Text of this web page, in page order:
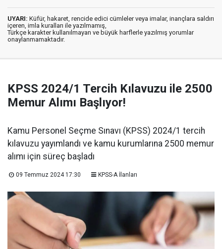
UYARI: Küfür, hakaret, rencide edici cümleler veya imalar, inançlara saldırı
içeren, imla kuralları ile yazılmamış,
Türkçe karakter kullanılmayan ve büyük harflerle yazılmış yorumlar
onaylanmamaktadır.
KPSS 2024/1 Tercih Kılavuzu ile 2500
Memur Alımı Başlıyor!
Kamu Personel Seçme Sınavı (KPSS) 2024/1 tercih
kılavuzu yayımlandı ve kamu kurumlarına 2500 memur
alımı için süreç başladı
09 Temmuz 2024 17:30 KPSS-A İlanları